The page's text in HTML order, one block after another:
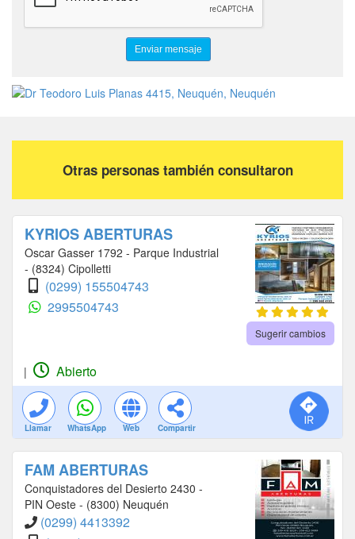
Otras personas también consultaron
KYRIOS ABERTURAS
Oscar Gasser 1792 - Parque Industrial
- (8324) Cipolletti
(0299) 155504743
2995504743
Sugerir cambios
| Abierto
Llamar WhatsApp Web Compartir
FAM ABERTURAS
Conquistadores del Desierto 2430 -
PIN Oeste - (8300) Neuquén
(0299) 4413392